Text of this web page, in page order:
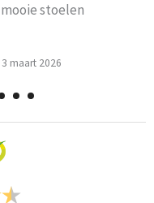
stoelen
3 maart 2026